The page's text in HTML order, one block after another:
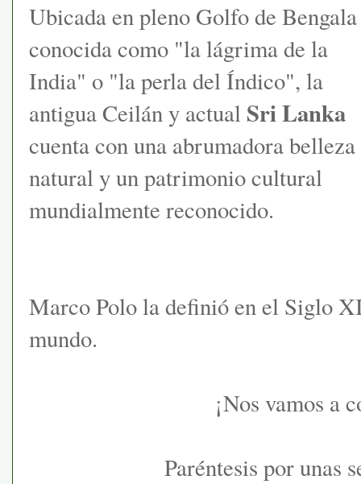
Ubicada en pleno Golfo de
conocida como "la lágrima de la
India" o "la perla del Índico", la
antigua Ceilán y actual Sri Lanka
cuenta con una abrumadora belleza
natural y un patrimonio cultural
mundialmente reconocido.
Marco Polo la definió en el Siglo
mundo.
¡Nos vamos a
Paréntesis por unas